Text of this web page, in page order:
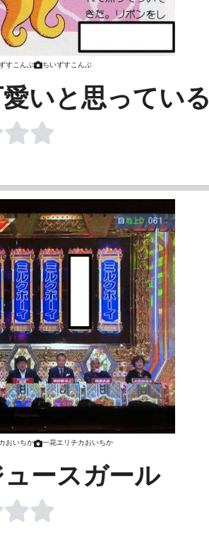
すこんぶ ちいずすこんぶ
いと思っている
おいちか 一花エリチカおいちか
ースガール